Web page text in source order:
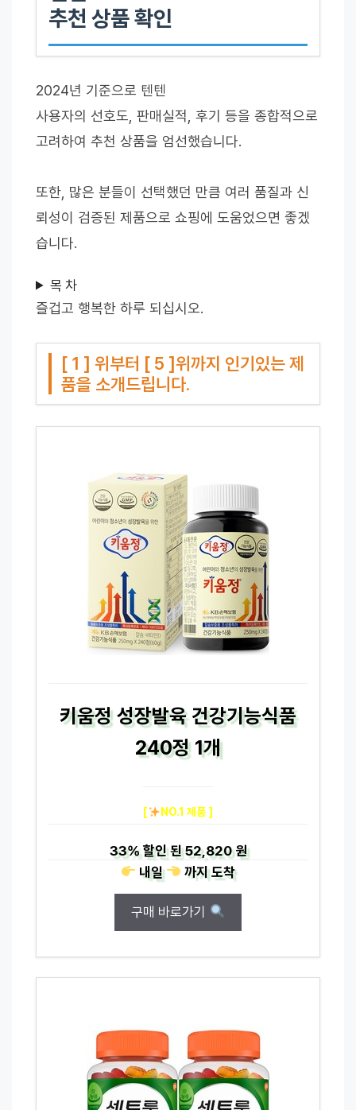
추천 상품 확인
2024년 기준으로 텐텐
사용자의 선호도, 판매실적, 후기 등을 종합적으로
고려하여 추천 상품을 엄선했습니다.
또한, 많은 분들이 선택했던 만큼 여러 품질과 신
뢰성이 검증된 제품으로 쇼핑에 도움었으면 좋겠
습니다.
목 차
즐겁고 행복한 하루 되십시오.
[ 1 ] 위부터 [ 5 ]위까지 인기있는 제
품을 소개드립니다.
키움정 성장발육 건강기능식품
240정 1개
[ NO.1 제품 ]
33%할인 된52,820 원
내일
까지도착
구매 바로가기